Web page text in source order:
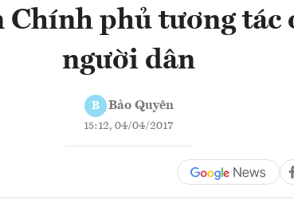
Chính phủ tương tác
người dân
B Bảo Quyên
15:12, 04/04/2017